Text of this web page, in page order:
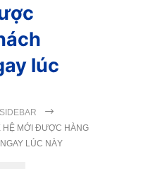
lúc
HỆ MỚI ĐƯỢC HÀNG
LÚC NÀY